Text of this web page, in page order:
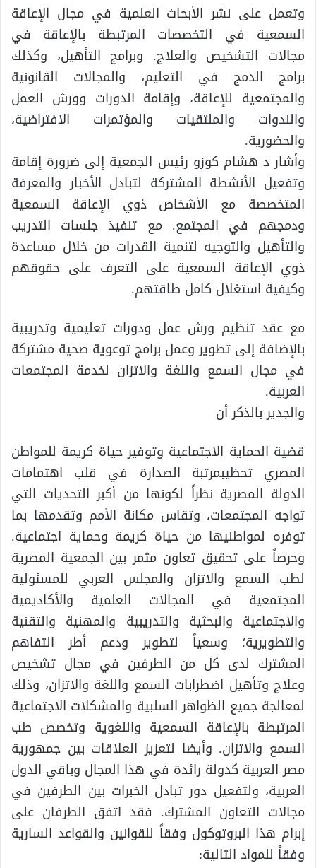
وتعمل على نشر الأبحاث العلمية في مجال الإعاقة
السمعية في التخصصات المرتبطة بالإعاقة في
مجالات التشخيص والعلاج. وبرامج التأهيل، وكذلك
برامج الدمج في التعليم، والمجالات القانونية
والمجتمعية للإعاقة، وإقامة الدورات وورش العمل
والندوات والملتقيات والمؤتمرات الافتراضية،
والحضورية.
وأشار د هشام كوزو رئيس الجمعية إلى ضرورة إقامة
وتفعيل الأنشطة المشتركة لتبادل الأخبار والمعرفة
المتخصصة مع الأشخاص ذوي الإعاقة السمعية
ودمجهم في المجتمع. مع تنفيذ جلسات التدريب
والتأهيل والتوجيه لتنمية القدرات من خلال مساعدة
ذوي الإعاقة السمعية على التعرف على حقوقهم
وكيفية استغلال كامل طاقتهم.
مع عقد تنظيم ورش عمل ودورات تعليمية وتدريبية
بالإضافة إلى تطوير وعمل برامج توعوية صحية مشتركة
في مجال السمع واللغة والاتزان لخدمة المجتمعات
العربية.
والجدير بالذكر أن
قضية الحماية الاجتماعية وتوفير حياة كريمة للمواطن
المصري تحظيبمرتبة الصدارة في قلب اهتمامات
الدولة المصرية نظراً لكونها من أكبر التحديات التي
تواجه المجتمعات، وتقاس مكانة الأمم وتقدمها بما
توفره لمواطنيها من حياة كريمة وحماية اجتماعية.
وحرصاً على تحقيق تعاون مثمر بين الجمعية المصرية
لطب السمع والاتزان والمجلس العربي للمسئولية
المجتمعية في المجالات العلمية والأكاديمية
والاجتماعية والبحثية والتدريبية والمهنية والتقنية
والتطويرية؛ وسعياً لتطوير ودعم أطر التفاهم
المشترك لدى كل من الطرفين في مجال تشخيص
وعلاج وتأهيل اضطرابات السمع واللغة والاتزان، وذلك
لمعالجة جميع الظواهر السلبية والمشكلات الاجتماعية
المرتبطة بالإعاقة السمعية واللغوية وتخصص طب
السمع والاتزان. وأيضا لتعزيز العلاقات بين جمهورية
مصر العربية كدولة رائدة في هذا المجال وباقي الدول
العربية، ولتفعيل دور تبادل الخبرات بين الطرفين في
مجالات التعاون المشترك. فقد اتفق الطرفان على
إبرام هذا البروتوكول وفقاً للقوانين والقواعد السارية
وفقاً للمواد التالية: